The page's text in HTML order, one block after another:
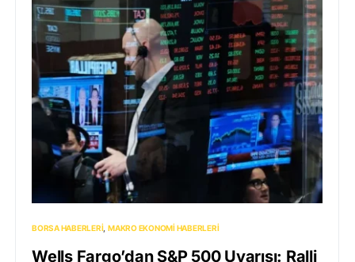
BORSA HABERLERI MAKRO EKONOMI HABERLERI
Wells Fargo’dan S&P 500 Uyarısı: Ralli